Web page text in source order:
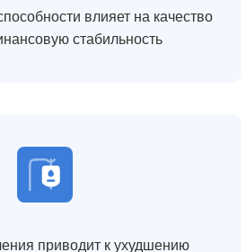
влияет на качество
стабильность
приводит к ухудшению